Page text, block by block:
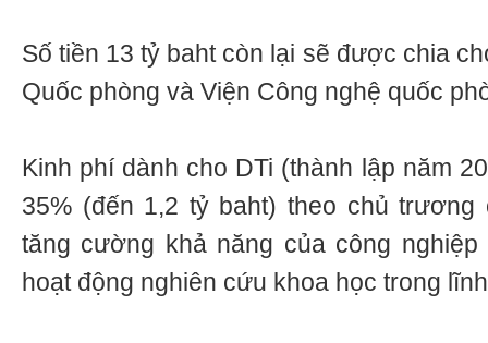
Số tiền 13 tỷ baht còn lại sẽ được chia
Quốc phòng và Viện Công nghệ quốc
Kinh phí dành cho DTi (thành lập năm
35% (đến 1,2 tỷ baht) theo chủ trương
tăng cường khả năng của công
hoạt động nghiên cứu khoa học trong